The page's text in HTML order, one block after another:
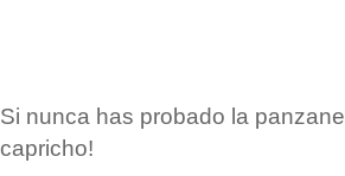
Si nunca has probado la
capricho!